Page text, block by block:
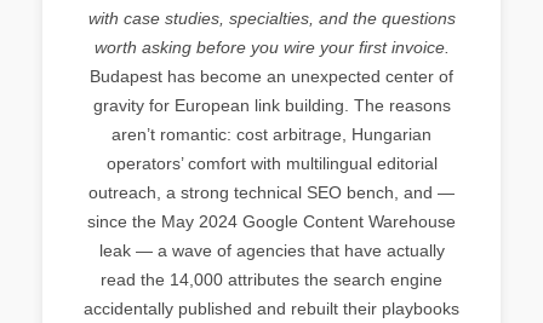
with case studies, specialties, and the questions
worth asking before you wire your first invoice.
Budapest has become an unexpected center of
gravity for European link building. The reasons
aren’t romantic: cost arbitrage, Hungarian
operators’ comfort with multilingual editorial
outreach, a strong technical SEO bench, and —
since the May 2024 Google Content Warehouse
leak — a wave of agencies that have actually
read the 14,000 attributes the search engine
accidentally published and rebuilt their playbooks